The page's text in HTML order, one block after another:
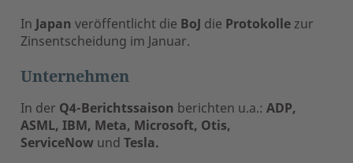
In Japan veröffentlicht die BoJ die Protokollezur
Zinsentscheidung im Januar.
Unternehmen
In der Q4-Berichtssaison berichten u.a.: ADP,
ASML, IBM, Meta, Microsoft, Otis,
ServiceNow und Tesla.